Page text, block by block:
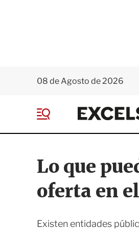
08 de Agosto de 2026
e
Lo que
oferta en
Existen entidades